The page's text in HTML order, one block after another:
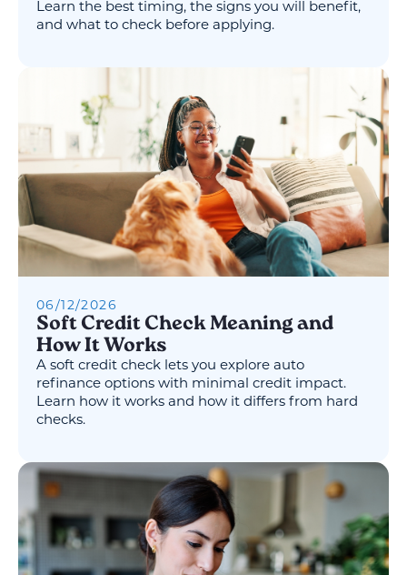
Learn the best timing, the signs you will benefit,
and what to check before applying.
06 / 12/2026
Soft Credit Check Meaning and
How It Works
A soft credit check lets you explore auto
refinance options with minimal credit impact.
Learn how it works and how it differs from hard
checks.